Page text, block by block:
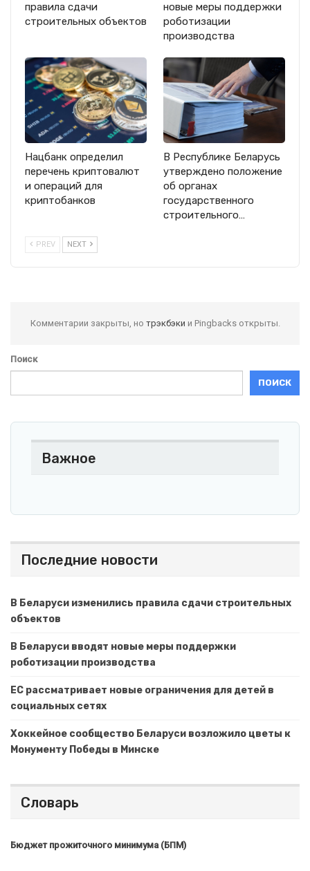
правила сдачи
строительных объектов
новые меры поддержки
роботизации
производства
Нацбанк определил
перечень криптовалют
и операций для
криптобанков
В Республике Беларусь
утверждено положение
об органах
государственного
строительного…
PREV NEXT
Комментарии закрыты, но трэкбэки и Pingbacks открыты.
Поиск
ПОИСК
Важное
Последние новости
В Беларуси изменились правила сдачи строительных
объектов
В Беларуси вводят новые меры поддержки
роботизации производства
ЕС рассматривает новые ограничения для детей в
социальных сетях
Хоккейное сообщество Беларуси возложило цветы к
Монументу Победы в Минске
Словарь
Бюджет прожиточного минимума (БПМ)